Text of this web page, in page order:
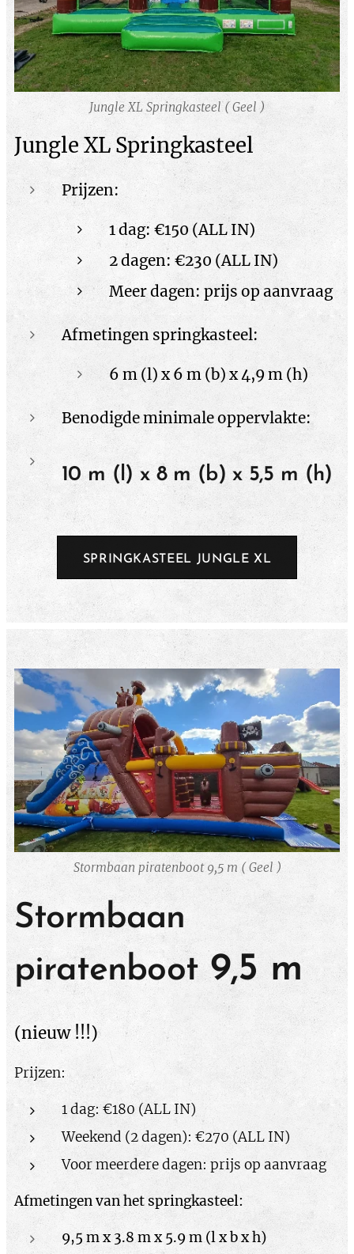
Jungle XL Springkasteel ( Geel )
Jungle XL Springkasteel
Prijzen:
1 dag: €150 (ALL IN)
2 dagen: €230 (ALL IN)
Meer dagen: prijs op aanvraag
Afmetingen springkasteel:
6 m (l) x 6 m (b) x 4,9 m (h)
Benodigde minimale oppervlakte:
10 m (l) x 8 m (b) x 5,5 m (h)
SPRINGKASTEEL JUNGLE XL
Stormbaan piratenboot 9,5 m ( Geel )
Stormbaan
piratenboot9,5 m
(nieuw !!!)
Prijzen:
1 dag: €180 (ALL IN)
Weekend (2 dagen): €270 (ALL IN)
Voor meerdere dagen: prijs op aanvraag
Afmetingen van het springkasteel:
9,5 m x 3.8 m x 5.9 m (l x b x h)